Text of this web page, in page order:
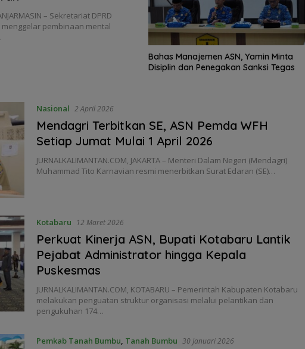
– Sekretariat DPRD
pembinaan mental
Bahas Manajemen ASN, Yamin Minta
Disiplin dan Penegakan Sanksi Tegas
Nasional 2 April 2026
Mendagri Terbitkan SE, ASN Pemda WFH
Setiap Jumat Mulai 1 April 2026
JURNALKALIMANTAN.COM, JAKARTA – Menteri Dalam Negeri (Mendagri)
Muhammad Tito Karnavian resmi menerbitkan Surat Edaran (SE)…
Kotabaru 12 Maret 2026
Perkuat Kinerja ASN, Bupati Kotabaru Lantik
Pejabat Administrator hingga Kepala
Puskesmas
JURNALKALIMANTAN.COM, KOTABARU – Pemerintah Kabupaten Kotabaru
melakukan penguatan struktur organisasi melalui pelantikan dan
pengukuhan 174…
Pemkab Tanah Bumbu Tanah Bumbu 30 Januari 2026